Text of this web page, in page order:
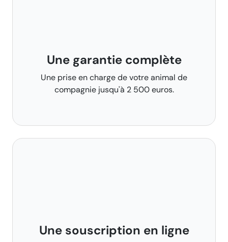
Une garantie complète
Une prise en charge de votre animal de
compagnie jusqu'à 2 500 euros.
Une souscription en ligne